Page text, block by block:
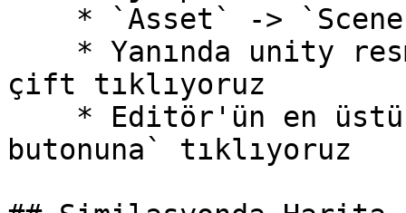
çift tıklıyoruz
butonuna` tıklıyoruz